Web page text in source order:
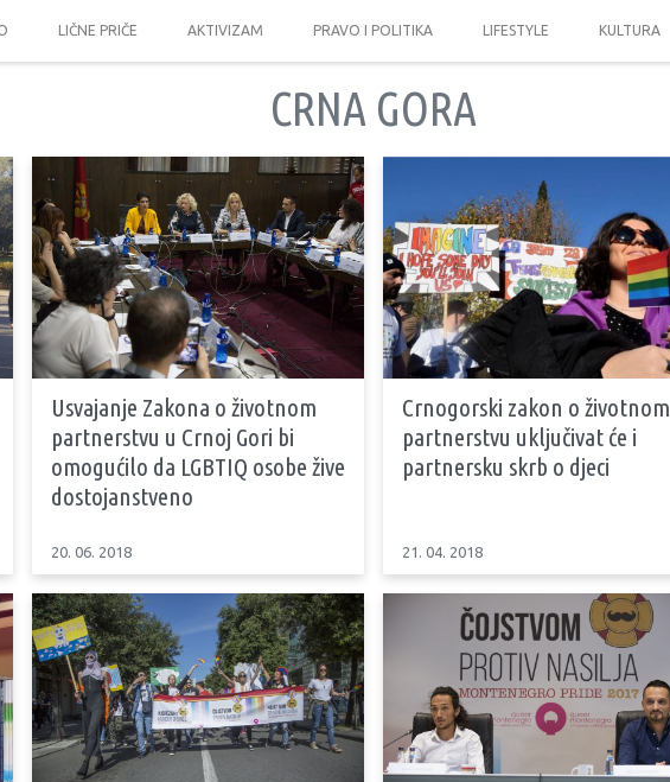
LIČNE PRIČE AKTIVIZAM PRAVO I POLITIKA LIFESTYLE KULTURA
CRNA GORA
Usvajanje Zakona o životnom
partnerstvu u Crnoj Gori bi
omogućilo da LGBTIQ osobe žive
dostojanstveno
20. 06. 2018
Crnogorski zakon o životnom
partnerstvu uključivat će i
partnersku skrb o djeci
21. 04. 2018